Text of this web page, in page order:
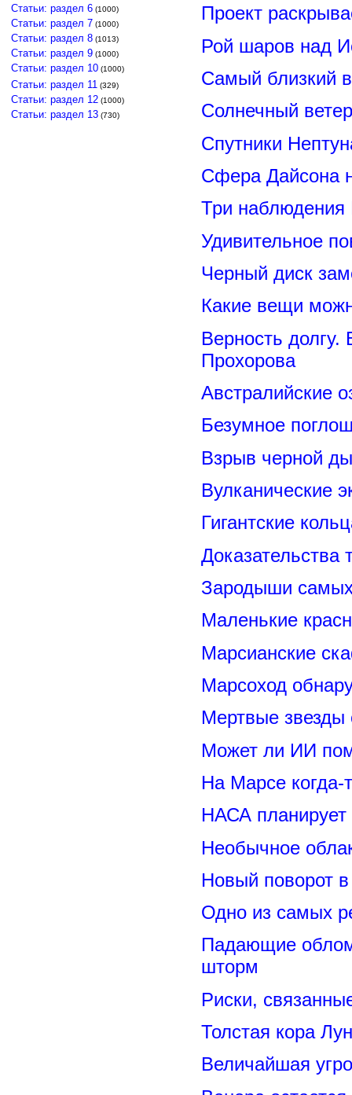
Статьи: раздел 6 (1000)
Статьи: раздел 7 (1000)
Статьи: раздел 8 (1013)
Статьи: раздел 9 (1000)
Статьи: раздел 10 (1000)
Статьи: раздел 11 (329)
Статьи: раздел 12 (1000)
Статьи: раздел 13 (730)
Проект
Рой шаров над
Самый близкий
Солнечный
Спутники
Сфера Дайсона
Три
Удивительное
Черный диск
Какие вещи
Верность
Прохорова
Австралийские
Безумное
Взрыв черной
Вулканические
Гигантские
Доказательства
Зародыши самых
Маленькие
Марсианские
Марсоход
Мертвые звезды
Может ли ИИ
На Марсе когда-
НАСА
Необычное
Новый поворот
Одно из самых
Падающие
шторм
Риски,
Толстая кора
Величайшая